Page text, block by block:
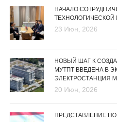
НАЧАЛО
ТЕХНОЛОГИЧЕСКОЙ
23 Июн, 2026
НОВЫЙ ШАГ К
МУТПТ ВВЕДЕНА В
ЭЛЕКТРОСТАНЦИЯ
20 Июн, 2026
ПРЕДСТАВЛЕНИЕ